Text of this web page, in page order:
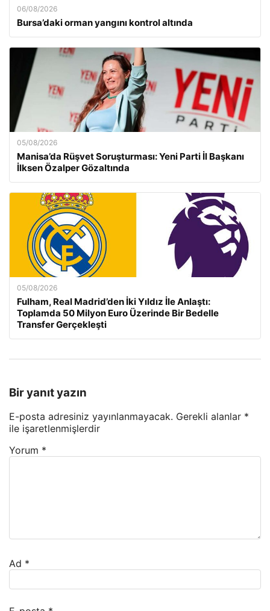
06/08/2026
Bursa’daki orman yangını kontrol altında
05/08/2026
Manisa’da Rüşvet Soruşturması: Yeni Parti İl Başkanı
İlksen Özalper Gözaltında
05/08/2026
Fulham, Real Madrid’den İki Yıldız İle Anlaştı:
Toplamda 50 Milyon Euro Üzerinde Bir Bedelle
Transfer Gerçekleşti
Bir yanıt yazın
E-posta adresiniz yayınlanmayacak. Gerekli alanlar *
ile işaretlenmişlerdir
Yorum *
Ad *